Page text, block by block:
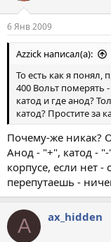
6 Янв 2009
Azzick написал(а):
То есть как я
400 Вольт померять
катод и где анод?
катод? Простите за
Почему-же никак?
Анод - "+", катод -
корпусе, если нет -
перепутаешь -
A ax_hidden